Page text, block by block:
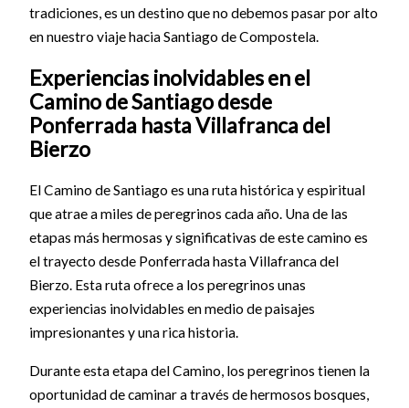
tradiciones, es un destino que no debemos pasar por alto
en nuestro viaje hacia Santiago de Compostela.
Experiencias inolvidables en el
Camino de Santiago desde
Ponferrada hasta Villafranca del
Bierzo
El Camino de Santiago es una ruta histórica y espiritual
que atrae a miles de peregrinos cada año. Una de las
etapas más hermosas y significativas de este camino es
el trayecto desde Ponferrada hasta Villafranca del
Bierzo. Esta ruta ofrece a los peregrinos unas
experiencias inolvidables en medio de paisajes
impresionantes y una rica historia.
Durante esta etapa del Camino, los peregrinos tienen la
oportunidad de caminar a través de hermosos bosques,